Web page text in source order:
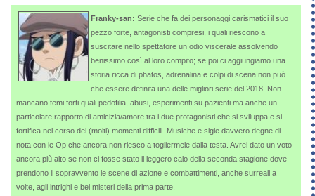
Franky-san: Serie che fa dei personaggi carismatici il suo
pezzo forte, antagonisti compresi, i quali riescono a
suscitare nello spettatore un odio viscerale assolvendo
benissimo così al loro compito; se poi ci aggiungiamo una
storia ricca di phatos, adrenalina e colpi di scena non può
che essere definita una delle migliori serie del 2018. Non
mancano temi forti quali pedofilia, abusi, esperimenti su pazienti ma anche un
particolare rapporto di amicizia/amore tra i due protagonisti che si sviluppa e si
fortifica nel corso dei (molti) momenti difficili. Musiche e sigle davvero degne di
nota con le Op che ancora non riesco a togliermele dalla testa. Avrei dato un voto
ancora più alto se non ci fosse stato il leggero calo della seconda stagione dove
prendono il sopravvento le scene di azione e combattimenti, anche surreali a
volte, agli intrighi e bei misteri della prima parte.